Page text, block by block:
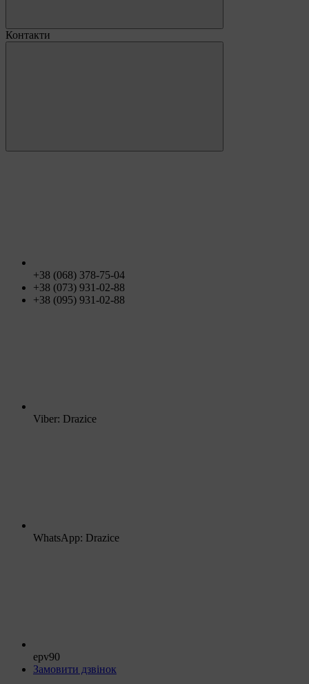
Контакти
+38 (068) 378-75-04
+38 (073) 931-02-88
+38 (095) 931-02-88
Viber: Drazice
WhatsApp: Drazice
epv90
Замовити дзвінок